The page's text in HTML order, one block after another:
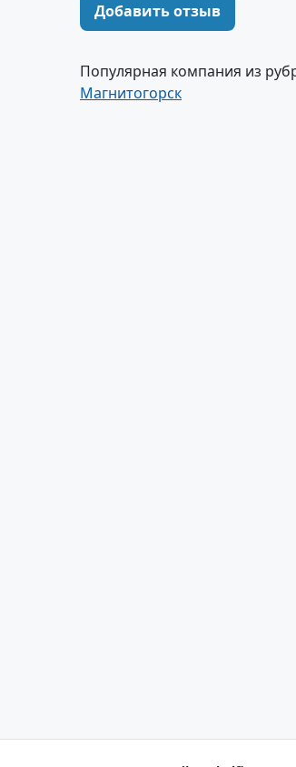
Добавить отзыв
Популярная компания из
Магнитогорск